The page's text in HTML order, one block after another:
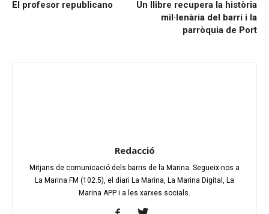
El profesor republicano
Un llibre recupera la història
mil·lenària del barri i la
parròquia de Port
Redacció
Mitjans de comunicació dels barris de la Marina. Segueix-nos a
La Marina FM (102.5), el diari La Marina, La Marina Digital, La
Marina APP i a les xarxes socials.